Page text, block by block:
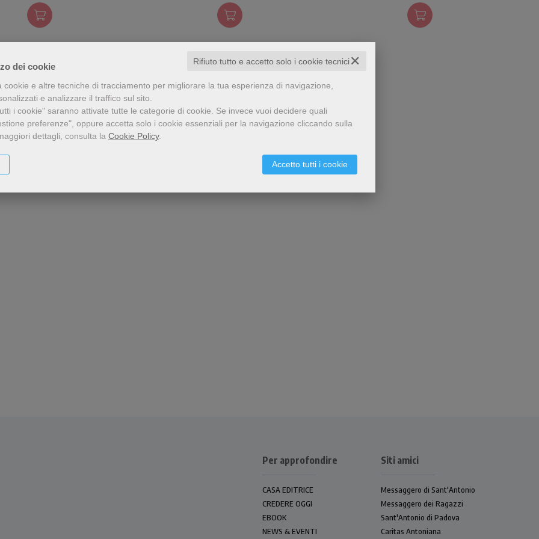
dei cookie ✕
Rifiuto tutto e accetto solo i cookie tecnici
cookie e altre tecniche di tracciamento per migliorare la tua esperienza di navigazione,
e analizzare il traffico sul sito.
i cookie" saranno attivate tutte le categorie di cookie. Se invece vuoi decidere quali
preferenze", oppure accetta solo i cookie essenziali per la navigazione cliccando sulla
dettagli, consulta la Cookie Policy.
Accetto tutti i cookie
inevitabili prove.
Per approfondire
CASA EDITRICE
CREDERE OGGI
EBOOK
NEWS & EVENTI
Siti amici
Messaggero di Sant'Antonio
Messaggero dei Ragazzi
Sant'Antonio di Padova
Caritas Antoniana